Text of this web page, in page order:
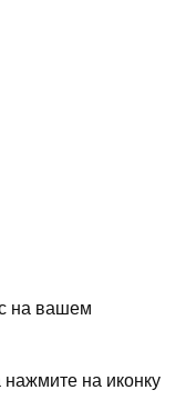
на вашем
на иконку